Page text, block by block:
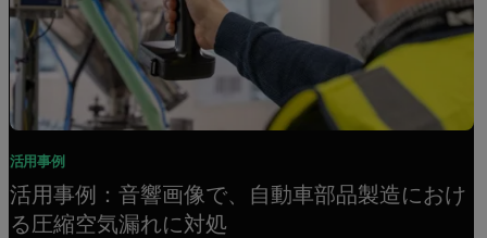
活用事例
活用事例：音響画像で、自動車部品製造におけ
る圧縮空気漏れに対処